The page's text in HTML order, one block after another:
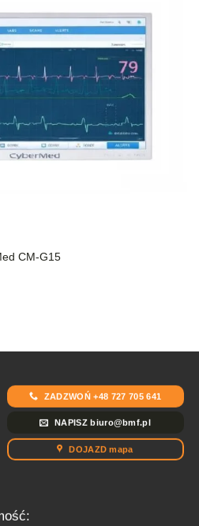
CM-G15
ZADZWOŃ +48 727 705 641
NAPISZ biuro@bmf.pl
DOJAZD mapa